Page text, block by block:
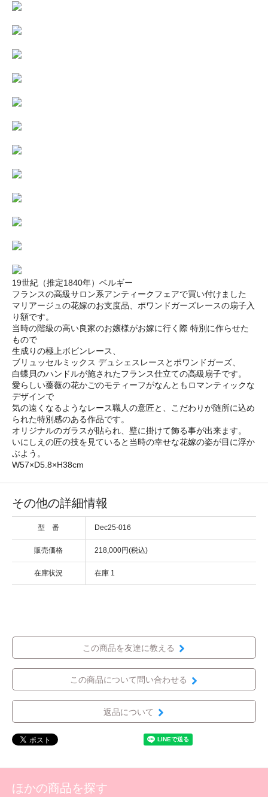
19世紀（推定1840年）ベルギー
フランスの高級サロン系アンティークフェアで買い付けました
マリアージュの花嫁のお支度品、ポワンドガーズレースの扇子入
り額です。
当時の階級の高い良家のお嬢様がお嫁に行く際 特別に作らせた
もので
生成りの極上ボビンレース、
ブリュッセルミックス デュシェスレースとポワンドガーズ、
白蝶貝のハンドルが施されたフランス仕立ての高級扇子です。
愛らしい薔薇の花かごのモティーフがなんともロマンティックな
デザインで
気の遠くなるようなレース職人の意匠と、こだわりが随所に込め
られた特別感のある作品です。
オリジナルのガラスが貼られ、壁に掛けて飾る事が出来ます。
いにしえの匠の技を見ていると当時の幸せな花嫁の姿が目に浮か
ぶよう。
W57×D5.8×H38cm
その他の詳細情報
型 番 Dec25-016
販売価格 218,000円(税込)
在庫状況 在庫 1
この商品を友達に教える
この商品について問い合わせる
返品について
ほかの商品を探す